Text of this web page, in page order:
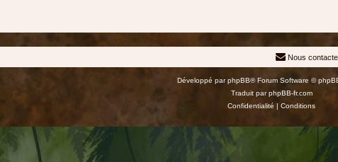
Nous
Développé parphpBB® Forum Software ©
Traduit parphpBB-fr.com
Confidentialité | Conditions